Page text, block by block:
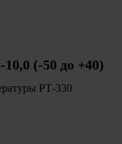
(-50 до +40)
РТ-330